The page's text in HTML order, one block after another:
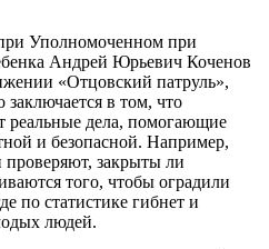
Уполномоченном при
Андрей Юрьевич Коченов
«Отцовский патруль»,
заключается в том, что
дела, помогающие
и безопасной. Например,
закрыты ли
того, чтобы оградили
по статистике гибнет и
людей.